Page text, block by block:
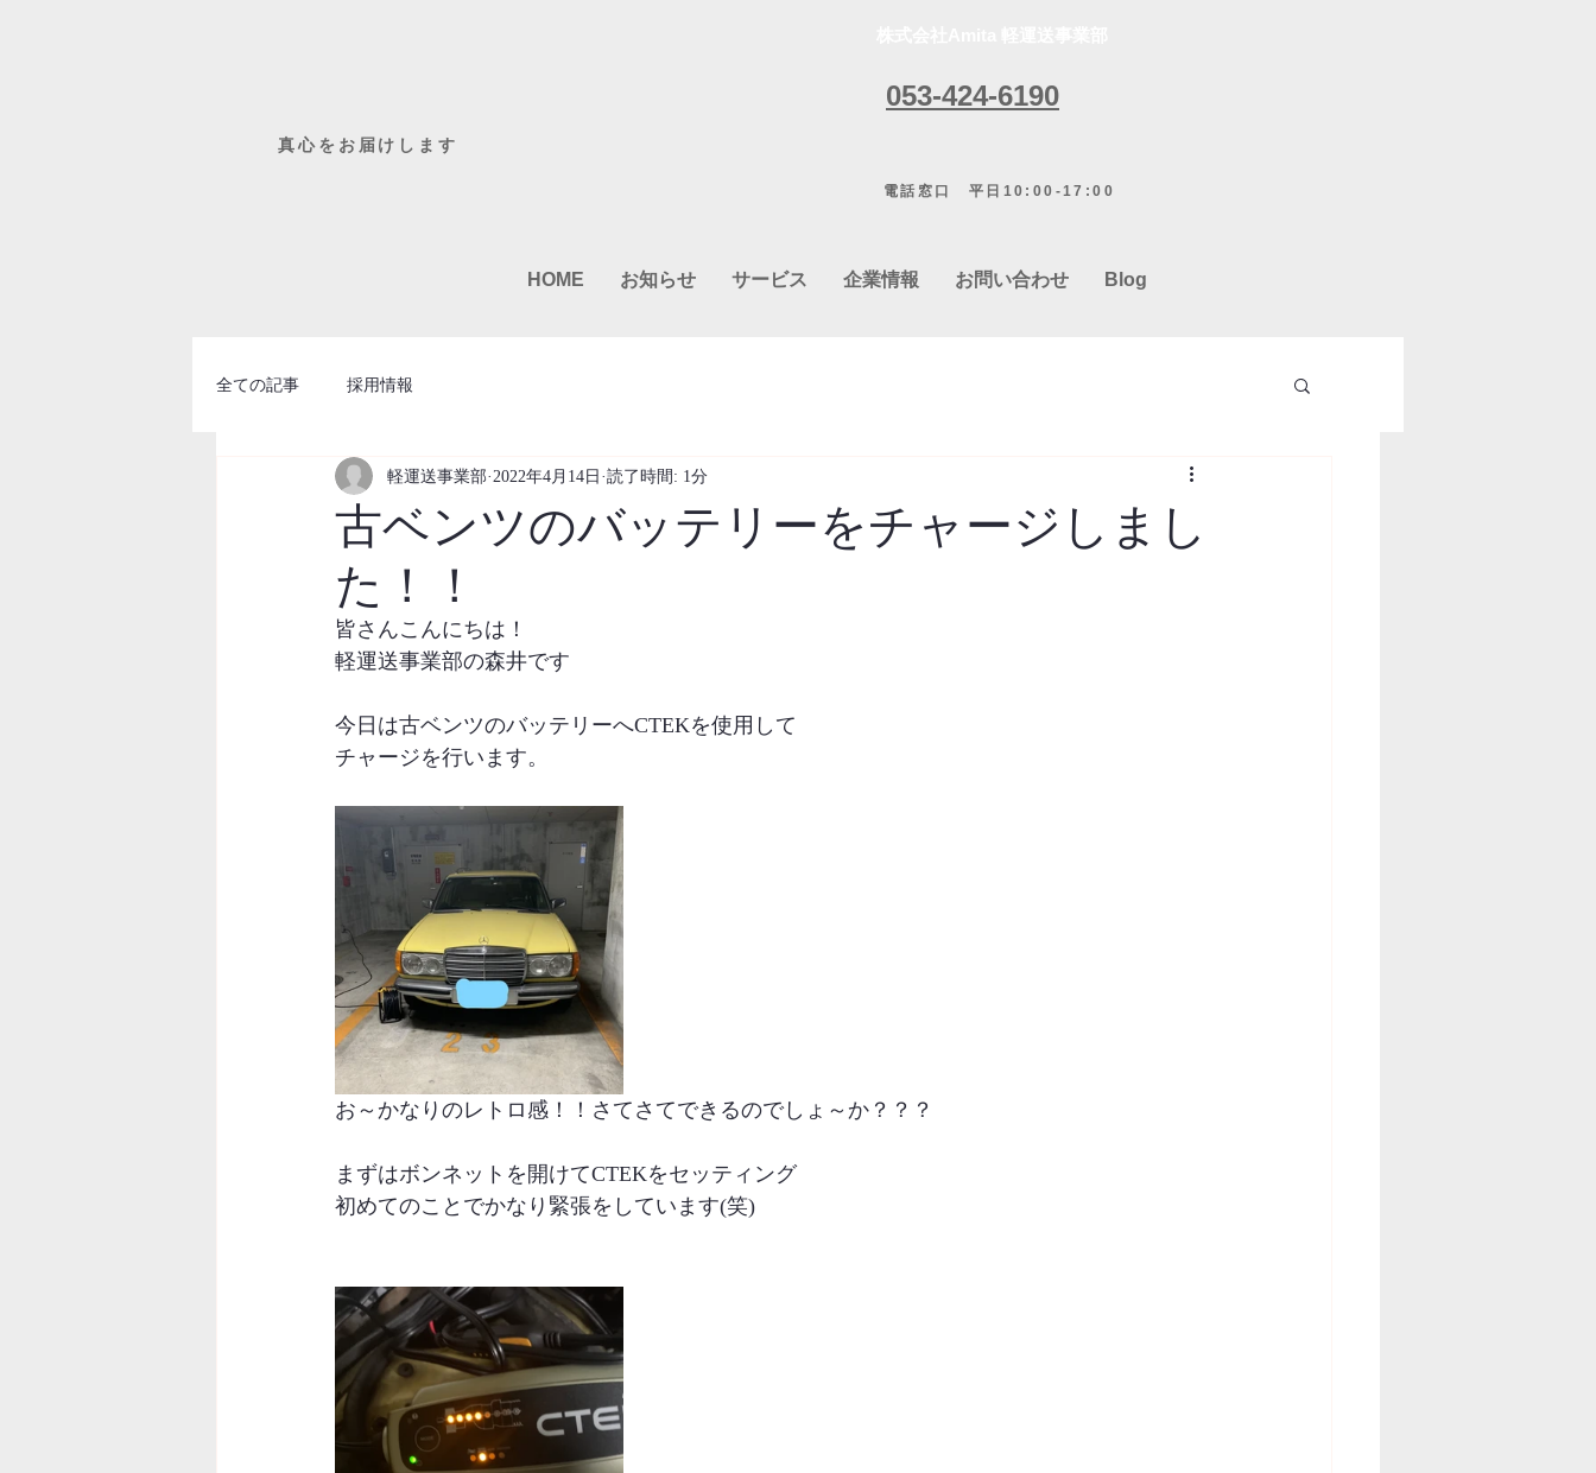
​真心をお届けします
053-424-6190
電話窓口 平日10:00-17:00
HOME お知らせ サービス 企業情報 お問い合わせ Blog
全ての記事 採用情報
古ベンツのバッテリーをチャージしまし
た！！
軽運送事業部 2022年4月14日 読了時間: 1分
皆さんこんにちは！
軽運送事業部の森井です
今日は古ベンツのバッテリーへCTEKを使用して
チャージを行います。
お～かなりのレトロ感！！さてさてできるのでしょ～か？？？
まずはボンネットを開けてCTEKをセッティング
初めてのことでかなり緊張をしています(笑)